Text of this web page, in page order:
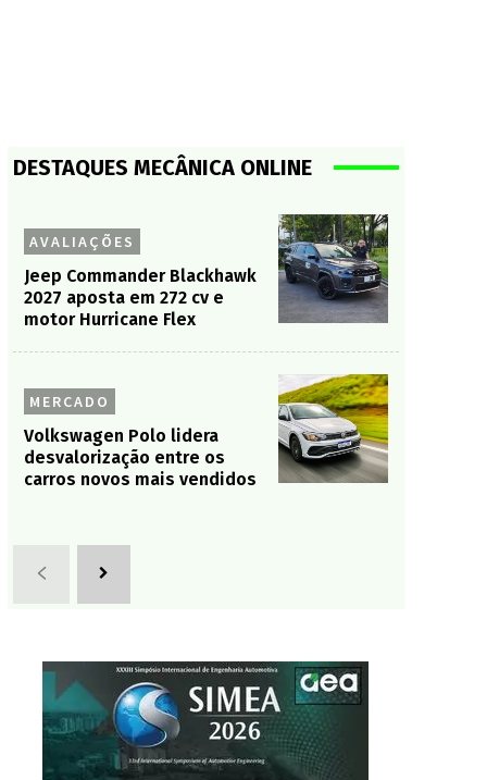
DESTAQUES MECÂNICA ONLINE
AVALIAÇÕES
Jeep Commander Blackhawk
2027 aposta em 272 cv e
motor Hurricane Flex
MERCADO
Volkswagen Polo lidera
desvalorização entre os
carros novos mais vendidos